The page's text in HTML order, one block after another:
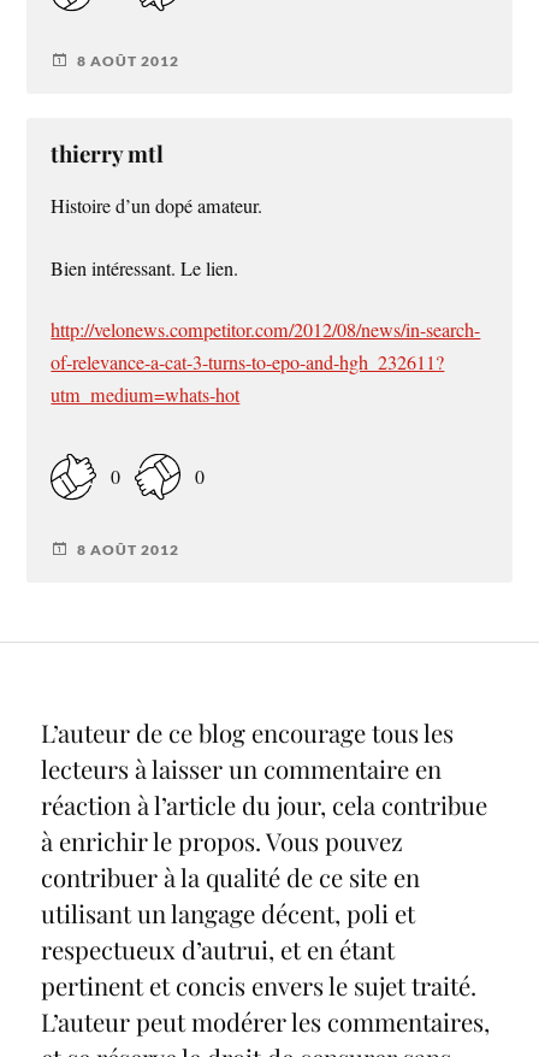
8 AOÛT 2012
thierry mtl
Histoire d’un dopé amateur.
Bien intéressant. Le lien.
http://velonews.competitor.com/2012/08/news/in-search-
of-relevance-a-cat-3-turns-to-epo-and-hgh_232611?
utm_medium=whats-hot
0 0
8 AOÛT 2012
L’auteur de ce blog encourage tous les
lecteurs à laisser un commentaire en
réaction à l’article du jour, cela contribue
à enrichir le propos. Vous pouvez
contribuer à la qualité de ce site en
utilisant un langage décent, poli et
respectueux d’autrui, et en étant
pertinent et concis envers le sujet traité.
L’auteur peut modérer les commentaires,